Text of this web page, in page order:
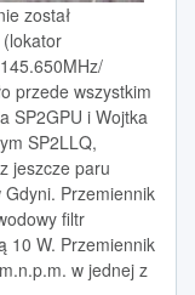
został
przede wszystkim
SP2GPU i Wojtka
SP2LLQ,
jeszcze paru
Przemiennik
filtr
10 W. Przemiennik
w jednej z